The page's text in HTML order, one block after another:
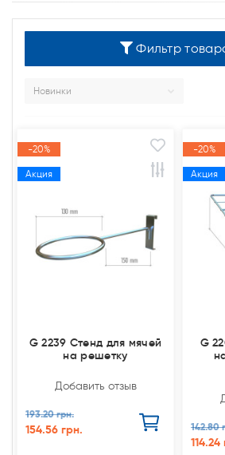
Фильтр
-20%
Акция
G 2239 Стенд для мячей
на решетку
Добавить отзыв
193.20 грн.
154.56 грн.
-20%
Акция
G
142.80
114.24